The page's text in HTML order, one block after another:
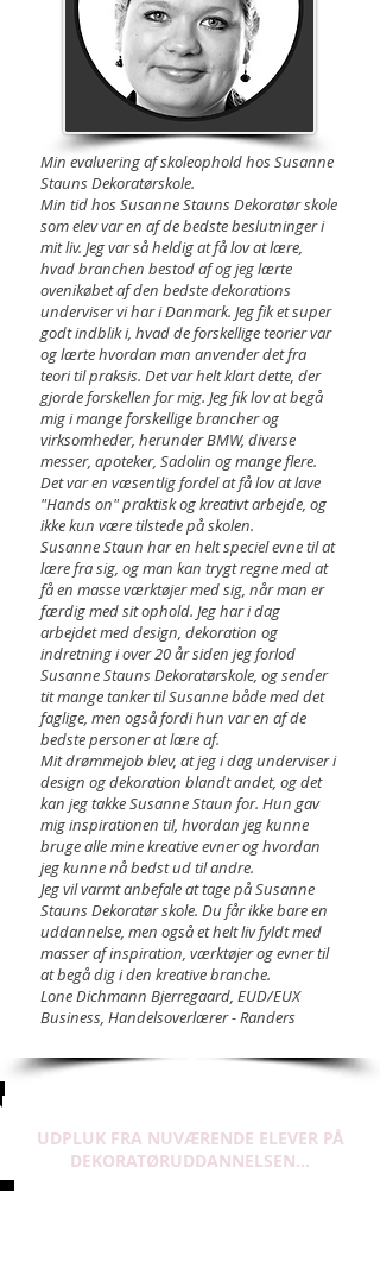
Min evaluering af skoleophold hos Susanne
Stauns Dekoratørskole.
Min tid hos Susanne Stauns Dekoratør skole
som elev var en af de bedste beslutninger i
mit liv. Jeg var så heldig at få lov at lære,
hvad branchen bestod af og jeg lærte
ovenikøbet af den bedste dekorations
underviser vi har i Danmark. Jeg fik et super
godt indblik i, hvad de forskellige teorier var
og lærte hvordan man anvender det fra
teori til praksis. Det var helt klart dette, der
gjorde forskellen for mig. Jeg fik lov at begå
mig i mange forskellige brancher og
virksomheder, herunder BMW, diverse
messer, apoteker, Sadolin og mange flere.
Det var en væsentlig fordel at få lov at lave
"Hands on" praktisk og kreativt arbejde, og
ikke kun være tilstede på skolen.
Susanne Staun har en helt speciel evne til at
lære fra sig, og man kan trygt regne med at
få en masse værktøjer med sig, når man er
færdig med sit ophold. Jeg har i dag
arbejdet med design, dekoration og
indretning i over 20 år siden jeg forlod
Susanne Stauns Dekoratørskole, og sender
tit mange tanker til Susanne både med det
faglige, men også fordi hun var en af de
bedste personer at lære af.
Mit drømmejob blev, at jeg i dag underviser i
design og dekoration blandt andet, og det
kan jeg takke Susanne Staun for. Hun gav
mig inspirationen til, hvordan jeg kunne
bruge alle mine kreative evner og hvordan
jeg kunne nå bedst ud til andre.
Jeg vil varmt anbefale at tage på Susanne
Stauns Dekoratør skole. Du får ikke bare en
uddannelse, men også et helt liv fyldt med
masser af inspiration, værktøjer og evner til
at begå dig i den kreative branche.
Lone Dichmann Bjerregaard, EUD/EUX
Business, Handelsoverlærer - Randers
UDPLUK FRA NUVÆRENDE ELEVER PÅ
DEKORATØRUDDANNELSEN...